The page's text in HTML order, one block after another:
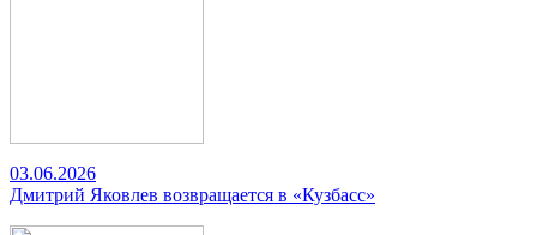
03.06.2026
Дмитрий Яковлев возвращается в «Кузбасс»